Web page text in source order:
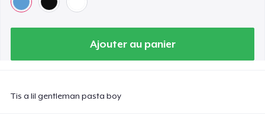
Ajouter au panier
Tis a lil gentleman pasta boy